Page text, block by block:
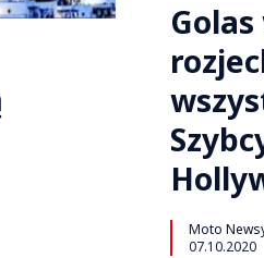
Moto
07.10.2020